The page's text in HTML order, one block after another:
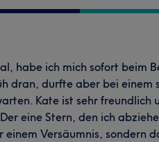
habe ich mich sofort beim
dran, durfte aber bei einem
Kate ist sehr freundlich
eine Stern, den ich
einem Versäumnis, sondern